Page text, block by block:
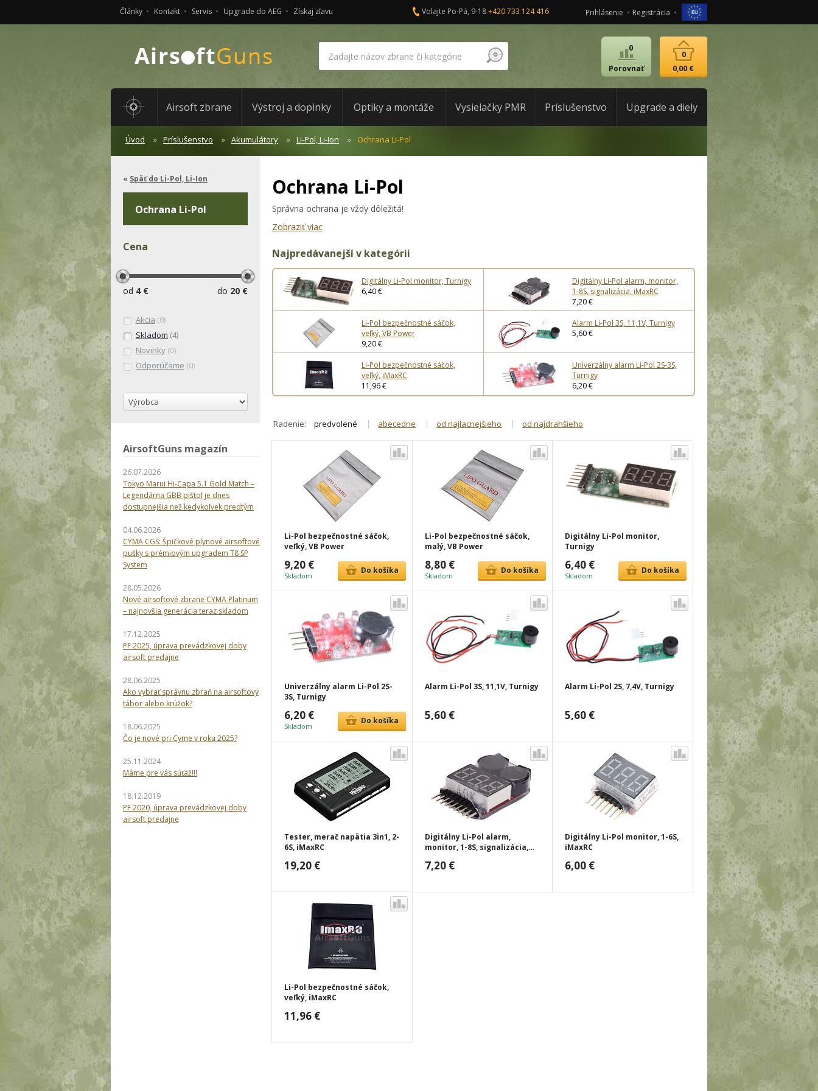
Články Kontakt Servis Upgrade do AEG Získaj zľavu Volajte Po-Pá, 9-18+420 733 124 416 Prihlásenie Registrácia
Porovnať
0
0,00 €
0
Airsoft zbrane Výstroj a doplnky Optiky a montáže Vysielačky PMR Príslušenstvo Upgrade a diely
Úvod Príslušenstvo Akumulátory Li-Pol, Li-Ion Ochrana Li-Pol
Ochrana Li-Pol
Správna ochrana je vždy dôležitá!
Zobraziť viac
Najpredávanejší v kategórii
Digitálny Li-Pol monitor, Turnigy
6,40 €
Digitálny Li-Pol alarm, monitor,
1-8S, signalizácia, iMaxRC
7,20 €
Li-Pol bezpečnostné sáčok,
veľký, VB Power
9,20 €
Alarm Li-Pol 3S, 11,1V, Turnigy
5,60 €
Li-Pol bezpečnostné sáčok,
veľký, iMaxRC
11,96 €
Univerzálny alarm Li-Pol 2S-3S,
Turnigy
6,20 €
Radenie: predvolené abecedne od najlacnejšieho od najdrahšieho
Li-Pol bezpečnostné sáčok,
veľký, VB Power
9,20 €
Skladom
Do košíka
Li-Pol bezpečnostné sáčok,
malý, VB Power
8,80 €
Skladom
Do košíka
Digitálny Li-Pol monitor,
Turnigy
6,40 €
Skladom
Do košíka
Univerzálny alarm Li-Pol 2S-
3S, Turnigy
6,20 €
Skladom
Do košíka
Alarm Li-Pol 3S, 11,1V, Turnigy
5,60 €
Alarm Li-Pol 2S, 7,4V, Turnigy
5,60 €
Tester, merač napätia 3in1, 2-
6S, iMaxRC
19,20 €
Digitálny Li-Pol alarm,
monitor, 1-8S, signalizácia,
7,20 €
Digitálny Li-Pol monitor, 1-6S,
iMaxRC
6,00 €
Li-Pol bezpečnostné sáčok,
veľký, iMaxRC
11,96 €
Späť do Li-Pol, Li-Ion
Ochrana Li-Pol
Cena
od 4 € do 20 €
Akcia (0)
Skladom (4)
Novinky (0)
Odporúčame (0)
AirsoftGuns magazín
26.07.2026
Tokyo Marui Hi-Capa 5.1 Gold Match –
Legendárna GBB pištoľ je dnes
dostupnejšia než kedykoľvek predtým
04.06.2026
CYMA CGS: Špičkové plynové airsoftové
pušky s prémiovým upgradem T8 SP
System
28.05.2026
Nové airsoftové zbrane CYMA Platinum
– najnovšia generácia teraz skladom
17.12.2025
PF 2025, úprava prevádzkovej doby
airsoft predajne
28.06.2025
Ako vybrať správnu zbraň na airsoftový
tábor alebo krúžok?
18.06.2025
Čo je nové pri Cyme v roku 2025?
25.11.2024
Máme pre vás súťaž!!!
18.12.2019
PF 2020, úprava prevádzkovej doby
airsoft predajne